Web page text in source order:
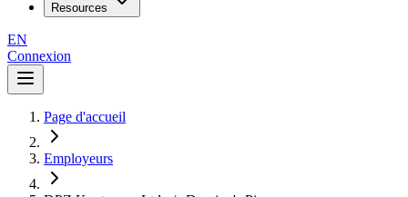
Resources
EN
Connexion
Page d'accueil
Employeurs